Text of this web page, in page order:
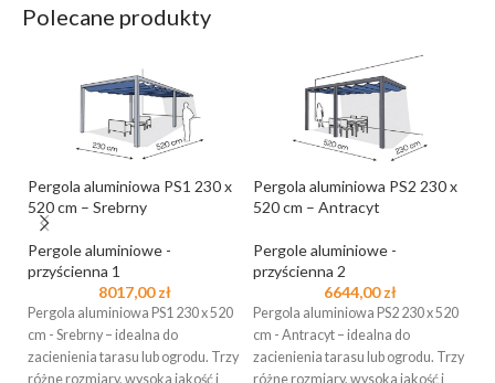
Polecane produkty
Pergola aluminiowa PS1 230 x
520 cm – Srebrny
Pergole aluminiowe -
przyścienna 1
8017,00zł
Pergola aluminiowa PS1 230 x 520
cm - Srebrny – idealna do
zacienienia tarasu lub ogrodu. Trzy
różne rozmiary, wysoka jakość i
Pergola aluminiowa PS2 230 x
520 cm – Antracyt
Pergole aluminiowe -
przyścienna 2
6644,00zł
Pergola aluminiowa PS2 230 x 520
cm - Antracyt – idealna do
zacienienia tarasu lub ogrodu. Trzy
różne rozmiary, wysoka jakość i